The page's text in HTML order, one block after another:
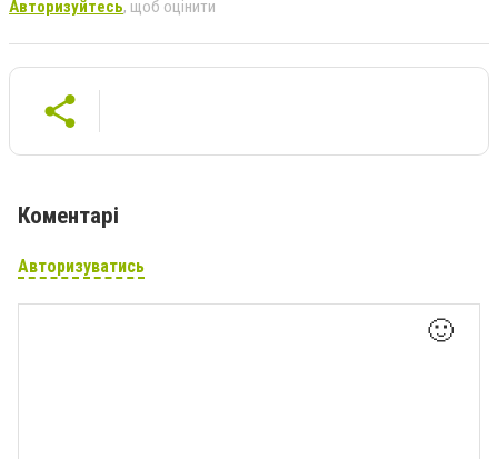
Авторизуйтесь, щоб оцінити
Коментарі
Авторизуватись
🙂